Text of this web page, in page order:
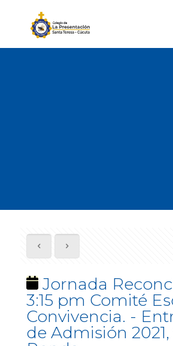
Jornada
3:15 pm Comité
Convivencia. -
de Admisión